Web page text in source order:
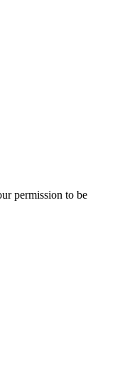
permission to be